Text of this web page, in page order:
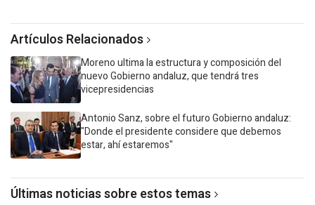
Artículos Relacionados
Moreno ultima la estructura y composición del
nuevo Gobierno andaluz, que tendrá tres
vicepresidencias
Antonio Sanz, sobre el futuro Gobierno andaluz:
"Donde el presidente considere que debemos
estar, ahí estaremos"
Últimas noticias sobre estos temas